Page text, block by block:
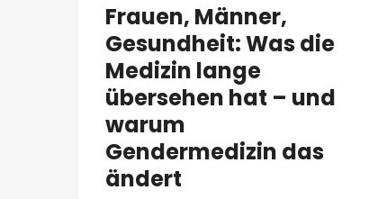
Frauen, Männer,
Gesundheit: Was die
Medizin lange
übersehen hat – und
warum
Gendermedizin das
ändert